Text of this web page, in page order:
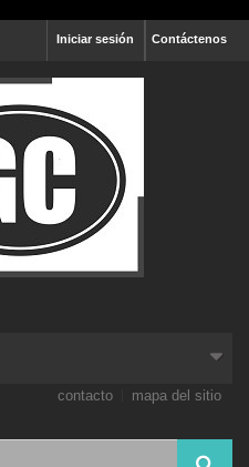
Contáctenos
Iniciar sesión
contacto mapa del sitio